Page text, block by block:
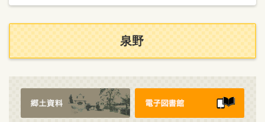
泉野